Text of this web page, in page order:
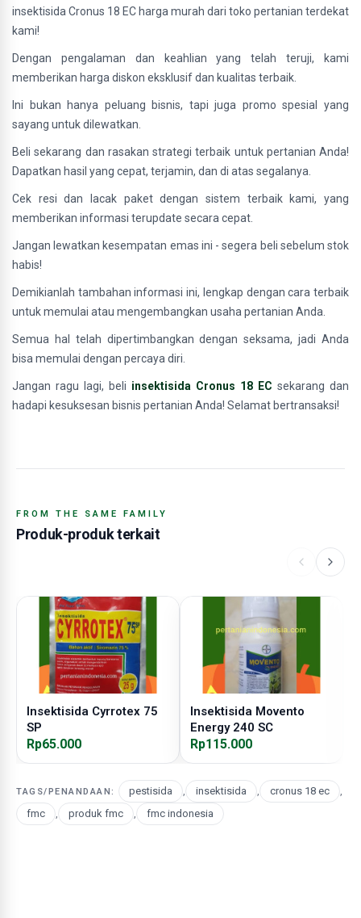
insektisida Cronus 18 EC harga murah dari toko pertanian terdekat
kami!
Dengan pengalaman dan keahlian yang telah teruji, kami
memberikan harga diskon eksklusif dan kualitas terbaik.
Ini bukan hanya peluang bisnis, tapi juga promo spesial yang
sayang untuk dilewatkan.
Beli sekarang dan rasakan strategi terbaik untuk pertanian Anda!
Dapatkan hasil yang cepat, terjamin, dan di atas segalanya.
Cek resi dan lacak paket dengan sistem terbaik kami, yang
memberikan informasi terupdate secara cepat.
Jangan lewatkan kesempatan emas ini - segera beli sebelum stok
habis!
Demikianlah tambahan informasi ini, lengkap dengan cara terbaik
untuk memulai atau mengembangkan usaha pertanian Anda.
Semua hal telah dipertimbangkan dengan seksama, jadi Anda
bisa memulai dengan percaya diri.
Jangan ragu lagi, beli insektisida Cronus 18 EC sekarang dan
hadapi kesuksesan bisnis pertanian Anda! Selamat bertransaksi!
FROM THE SAME FAMILY
Produk-produk terkait
Insektisida Cyrrotex 75
SP
Rp65.000
Insektisida Movento
Energy 240 SC
Rp115.000
TAGS/PENANDAAN: pestisida , insektisida , cronus 18 ec
,
fmc
, produk fmc , fmc indonesia